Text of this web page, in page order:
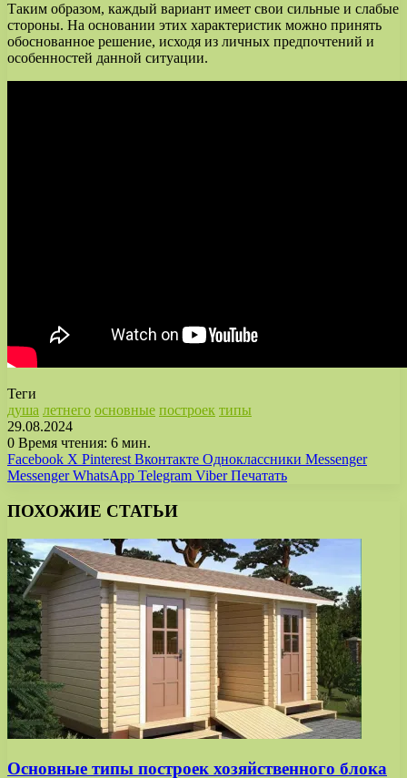
Таким образом, каждый вариант имеет свои сильные и слабые
стороны. На основании этих характеристик можно принять
обоснованное решение, исходя из личных предпочтений и
особенностей данной ситуации.
Теги
душа летнего основные построек типы
29.08.2024
0 Время чтения: 6 мин.
Facebook X Pinterest Вконтакте Одноклассники Messenger
Messenger WhatsApp Telegram Viber Печатать
ПОХОЖИЕ СТАТЬИ
Основные типы построек хозяйственного блока